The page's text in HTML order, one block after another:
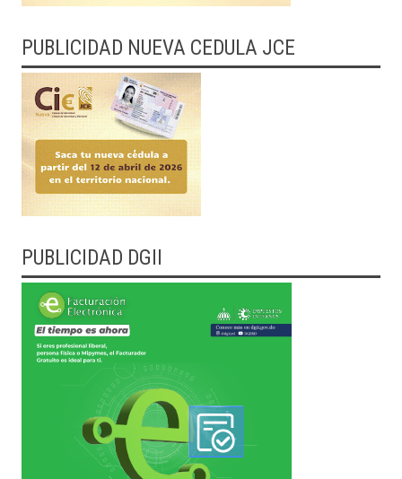
PUBLICIDAD NUEVA CEDULA JCE
PUBLICIDAD DGII